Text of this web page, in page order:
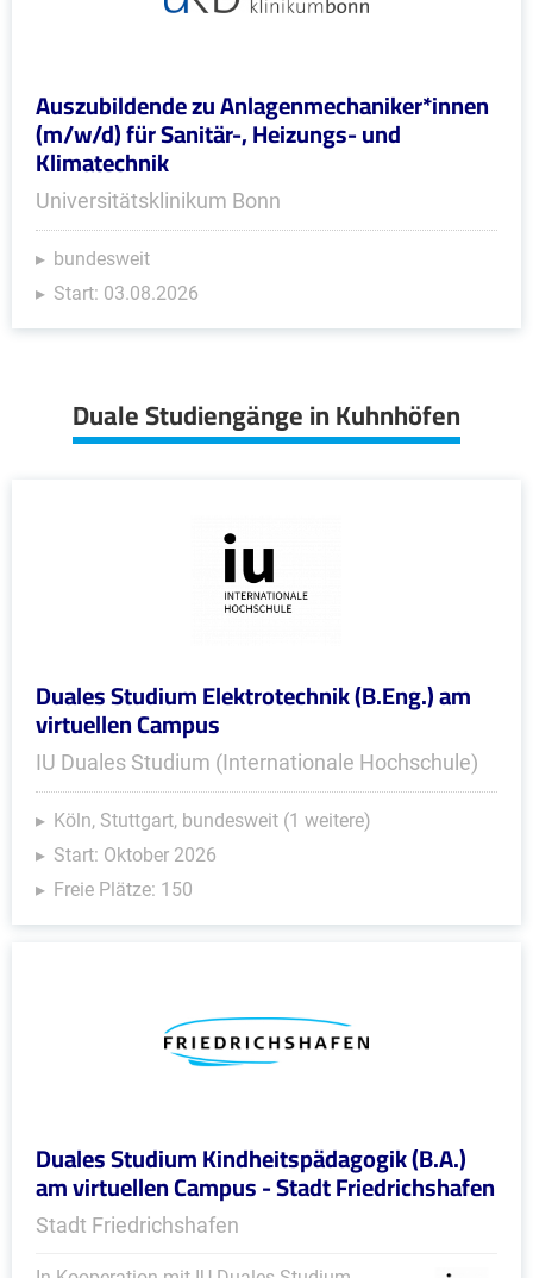
Auszubildende zu Anlagenmechaniker*innen
(m/w/d) für Sanitär-, Heizungs- und
Klimatechnik
Universitätsklinikum Bonn
bundesweit
Start: 03.08.2026
Duale Studiengänge in Kuhnhöfen
Duales Studium Elektrotechnik (B.Eng.) am
virtuellen Campus
IU Duales Studium (Internationale Hochschule)
Köln, Stuttgart, bundesweit (1 weitere)
Start: Oktober 2026
Freie Plätze: 150
Duales Studium Kindheitspädagogik (B.A.)
am virtuellen Campus - Stadt Friedrichshafen
Stadt Friedrichshafen